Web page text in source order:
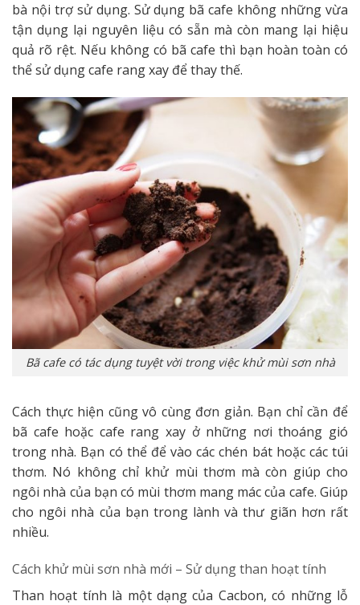
bà nội trợ sử dụng. Sử dụng bã cafe không những vừa
tận dụng lại nguyên liệu có sẵn mà còn mang lại hiệu
quả rõ rệt. Nếu không có bã cafe thì bạn hoàn toàn có
thể sử dụng cafe rang xay để thay thế.
Bã cafe có tác dụng tuyệt vời trong việc khử mùi sơn nhà
Cách thực hiện cũng vô cùng đơn giản. Bạn chỉ cần để
bã cafe hoặc cafe rang xay ở những nơi thoáng gió
trong nhà. Bạn có thể để vào các chén bát hoặc các túi
thơm. Nó không chỉ khử mùi thơm mà còn giúp cho
ngôi nhà của bạn có mùi thơm mang mác của cafe. Giúp
cho ngôi nhà của bạn trong lành và thư giãn hơn rất
nhiều.
Cách khử mùi sơn nhà mới – Sử dụng than hoạt tính
Than hoạt tính là một dạng của Cacbon, có những lỗ